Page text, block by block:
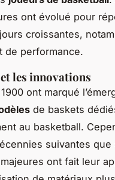
ont évolué pour
croissantes,
de performance.
les innovations
ont marqué
de baskets
au basketball.
suivantes que
ont fait leur